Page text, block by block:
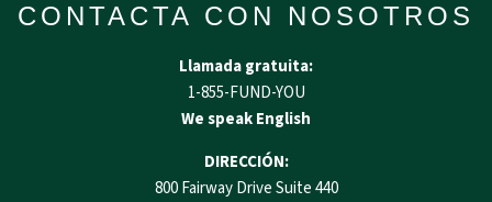
CONTACTA CON NOSOTROS
Llamada gratuita:
1-855-FUND-YOU
We speak English
DIRECCIÓN:
800 Fairway Drive Suite 440